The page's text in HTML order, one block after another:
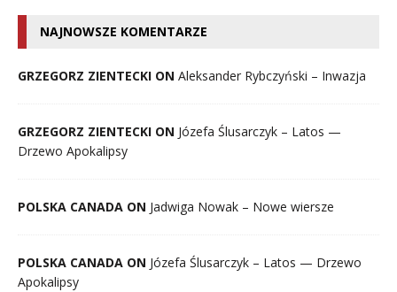
NAJNOWSZE KOMENTARZE
GRZEGORZ ZIENTECKI ON Aleksander Rybczyński – Inwazja
GRZEGORZ ZIENTECKI ON Józefa Ślusarczyk – Latos —
Drzewo Apokalipsy
POLSKA CANADA ON Jadwiga Nowak – Nowe wiersze
POLSKA CANADA ON Józefa Ślusarczyk – Latos — Drzewo
Apokalipsy